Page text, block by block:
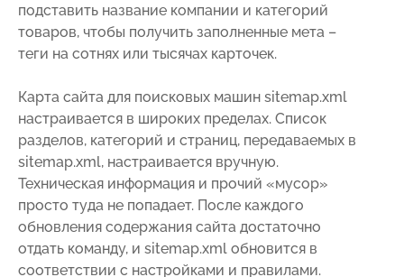
подставить название компании и категорий
товаров, чтобы получить заполненные мета –
теги на сотнях или тысячах карточек.
Карта сайта для поисковых машин sitemap.xml
настраивается в широких пределах. Список
разделов, категорий и страниц, передаваемых в
sitemap.xml, настраивается вручную.
Техническая информация и прочий «мусор»
просто туда не попадает. После каждого
обновления содержания сайта достаточно
отдать команду, и sitemap.xml обновится в
соответствии с настройками и правилами.